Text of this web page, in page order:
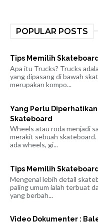
POPULAR POSTS
Tips Memilih
Apa itu Trucks? Trucks
yang dipasang di bawah
merupakan kompo...
Yang Perlu
Skateboard
Wheels atau roda menjadi
merakit sebuah
ada wheels, gi...
Tips Memilih
Mengenal lebih detail
paling umum ialah terbuat
yang berbah...
Video Dokumenter :